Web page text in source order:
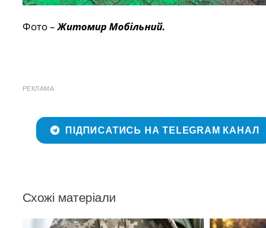
Фото –Житомир Мобільний.
РЕКЛАМА
ПІДПИСАТИСЬ НА TELEGRAM КАНАЛ
Схожі матеріали